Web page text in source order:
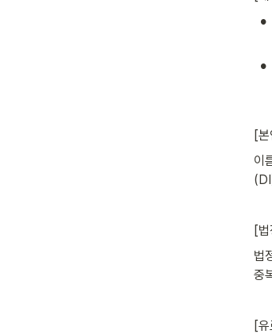
•
•
[
이
[
법
중
[